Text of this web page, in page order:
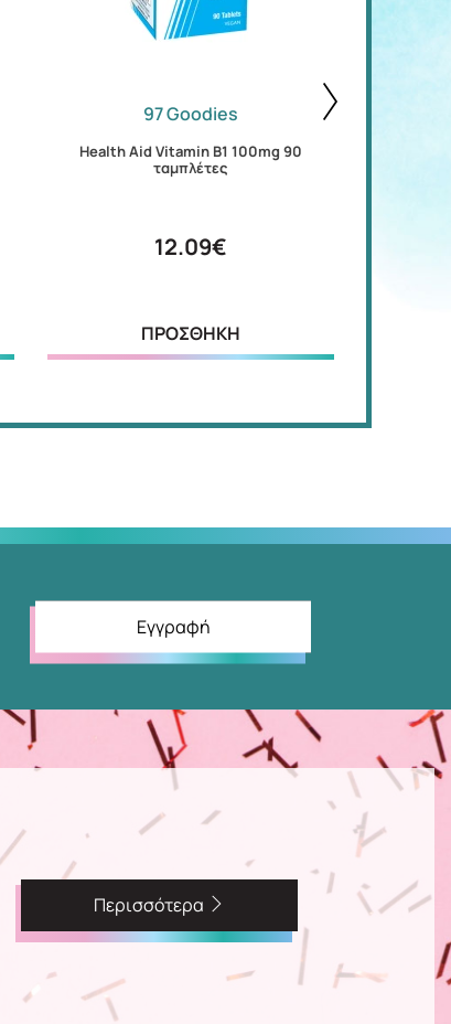
97 Goodies
Health Aid Vitamin B1 100mg 90
ταμπλέτες
12.09€
ΠΡΟΣΘΗΚΗ
Εγγραφή
Περισσότερα